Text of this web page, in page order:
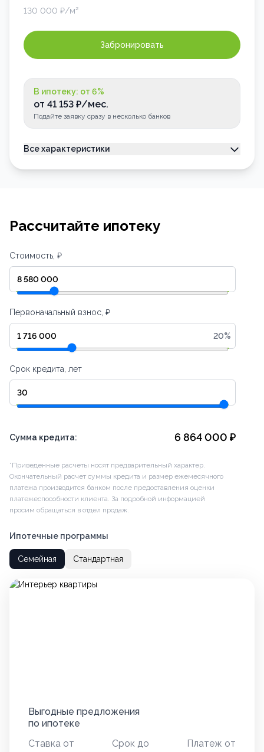
130 000 ₽/м²
Забронировать
В ипотеку: от 6%
от 41 153 ₽/мес.
Подайте заявку сразу в несколько банков
Все характеристики
Рассчитайте ипотеку
Стоимость, ₽
Первоначальный взнос, ₽
20%
Срок кредита, лет
Сумма кредита: 6 864 000 ₽
*Приведенные расчеты носят предварительный характер.
Окончательный расчет суммы кредита и размер ежемесячного
платежа производится банком после предоставления оценки
платежеспособности клиента. За подробной информацией
просим обращаться в отдел продаж.
Ипотечные программы
Семейная Стандартная
Выгодные предложения
по ипотеке
Ставка от
Срок до Платеж от